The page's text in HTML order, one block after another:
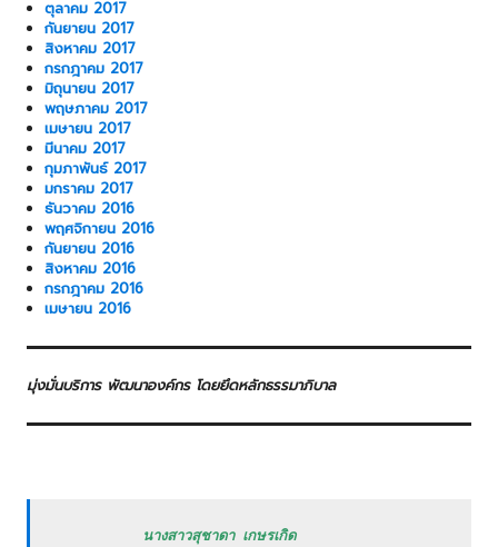
ตุลาคม 2017
กันยายน 2017
สิงหาคม 2017
กรกฎาคม 2017
มิถุนายน 2017
พฤษภาคม 2017
เมษายน 2017
มีนาคม 2017
กุมภาพันธ์ 2017
มกราคม 2017
ธันวาคม 2016
พฤศจิกายน 2016
กันยายน 2016
สิงหาคม 2016
กรกฎาคม 2016
เมษายน 2016
มุ่งมั่นบริการ พัฒนาองค์กร โดยยึดหลักธรรมาภิบาล
           นางสาวสุชาดา เกษรเกิด